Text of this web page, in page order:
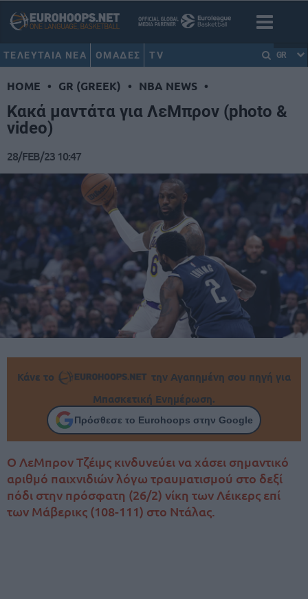
ΤΕΛΕΥΤΑΙΑ ΝΕΑ ΟΜΑΔΕΣ TV GR
HOME • GR (GREEK) • NBA NEWS •
Κακά μαντάτα για ΛεΜπρον (photo &
video)
28/FEB/23 10:47
Κάνε το
την Αγαπημένη σου πηγή για
Μπασκετική Ενημέρωση.
Πρόσθεσε το Eurohoops στην Google
Ο ΛεΜπρον Τζέιμς κινδυνεύει να χάσει σημαντικό
αριθμό παιχνιδιών λόγω τραυματισμού στο δεξί
πόδι στην πρόσφατη (26/2) νίκη των Λέικερς επί
των Μάβερικς (108-111) στο Ντάλας.